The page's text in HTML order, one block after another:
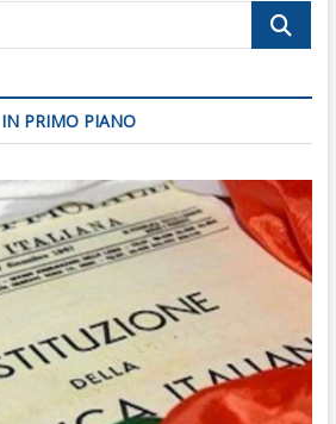
Cerca
IN PRIMO PIANO